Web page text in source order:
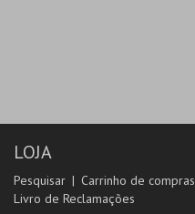
LOJA
Pesquisar Carrinho de compras
Livro de Reclamações